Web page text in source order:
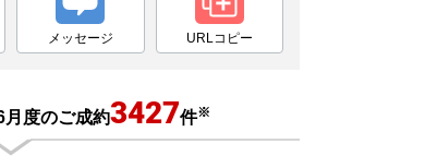
メッセージ URLコピー
月度のご成約3427件※